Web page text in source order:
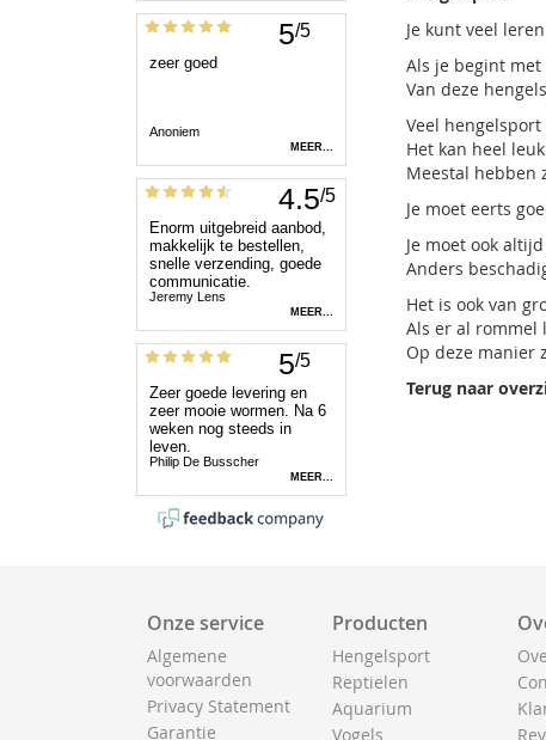
Je kunt veel
Als je begint
Van deze
Veel
Het kan heel
Meestal hebben
Je moet eerts
Je moet ook
Anders
Het is ook van
Als er al rommel
Op deze manier
Terug naar
Onze service
Algemene
voorwaarden
Privacy Statement
Garantie
Producten
Hengelsport
Reptielen
Aquarium
Vogels